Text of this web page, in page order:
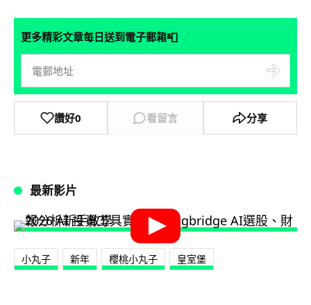
更多精彩文章每日送到電子郵箱📮
讚好0 看留言 分享
最新影片
小丸子 新年 櫻桃小丸子 皇室堡